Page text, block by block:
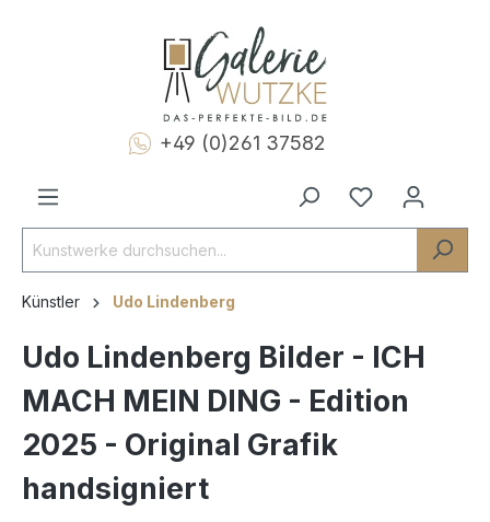
+49 (0)261 37582
Künstler Udo Lindenberg
Udo Lindenberg Bilder - ICH
MACH MEIN DING - Edition
2025 - Original Grafik
handsigniert